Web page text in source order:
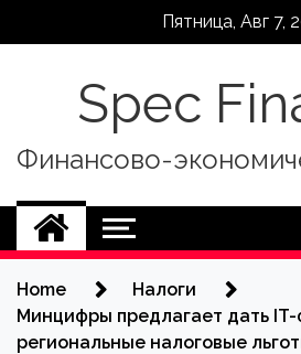
Пятница, Авг 7,
Spec
Финансово-
Home
Налоги
Минцифры предлагает дать
региональные налоговые